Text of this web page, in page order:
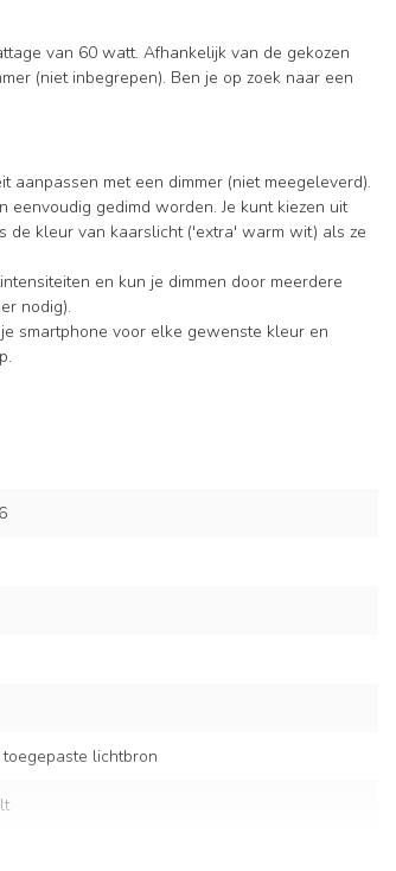
van 60 watt. Afhankelijk van de gekozen
(niet inbegrepen). Ben je op zoek naar een
aanpassen met een dimmer (niet meegeleverd).
eenvoudig gedimd worden. Je kunt kiezen uit
de kleur van kaarslicht ('extra' warm wit) als ze
en kun je dimmen door meerdere
nodig).
smartphone voor elke gewenste kleur en
lichtbron